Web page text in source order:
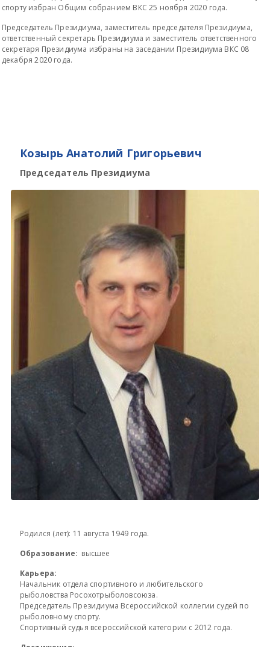
спорту избран Общим собранием ВКС 25 ноября 2020 года.
Председатель Президиума, заместитель председателя Президиума,
ответственный секретарь Президиума и заместитель ответственного
секретаря Президиума избраны на заседании Президиума ВКС 08
декабря 2020 года.
Козырь Анатолий Григорьевич
Председатель Президиума
Родился (лет): 11 августа 1949 года.
Образование: высшее
Карьера:
Начальник отдела спортивного и любительского
рыболовства Росохотрыболовсоюза.
Председатель Президиума Всероссийской коллегии судей по
рыболовному спорту.
Спортивный судья всероссийской категории с 2012 года.
Судейские документы